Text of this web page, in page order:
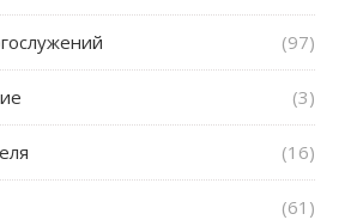
(97)
(3)
(16)
(61)